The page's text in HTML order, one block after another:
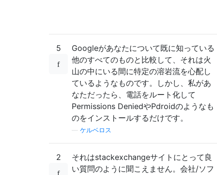
5
Googleがあなたについて既に知っている
他のすべてのものと比較して、それは火
山の中にいる間に特定の溶岩流を心配し
ているようなものです。しかし、私があ
なただったら、電話をルート化して
Permissions DeniedやPdroidのようなも
のをインストールするだけです。
ケルベロス
2
それはstackexchangeサイトにとって良
い質問のように聞こえません。会社/ソフ